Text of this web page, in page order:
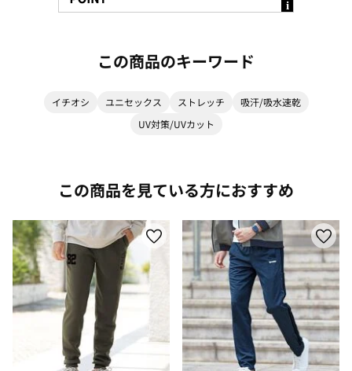
この商品のキーワード
イチオシ ユニセックス ストレッチ
吸汗/吸水速乾
UV対策/UVカット
この商品を見ている方におすすめ